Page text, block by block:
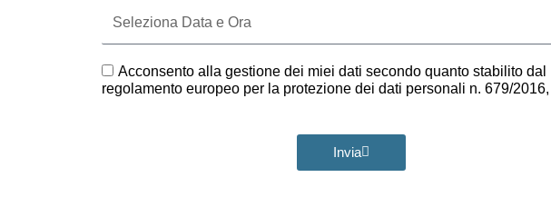
Data
e
GDPR
Acconsento alla gestione dei miei dati secondo quanto stabilito dal
regolamento europeo per la protezione dei dati personali n. 679/
Invia